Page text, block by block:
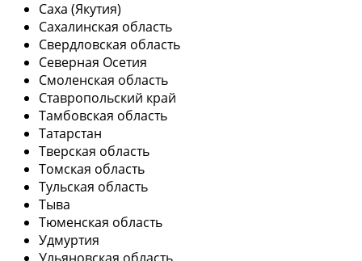
Саха (Якутия)
Сахалинская область
Свердловская область
Северная Осетия
Смоленская область
Ставропольский край
Тамбовская область
Татарстан
Тверская область
Томская область
Тульская область
Тыва
Тюменская область
Удмуртия